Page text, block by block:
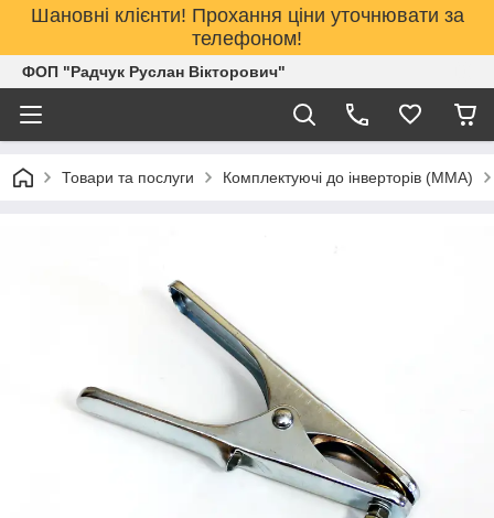
Шановні клієнти! Прохання ціни уточнювати за
телефоном!
ФОП "Радчук Руслан Вікторович"
Товари та послуги Комплектуючі до інверторів (MMA)